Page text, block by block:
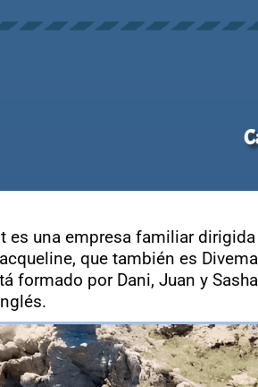
es una empresa familiar
que también es
formado por Dani, Juan y